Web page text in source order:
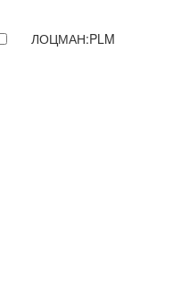
ЛОЦМАН:PLM